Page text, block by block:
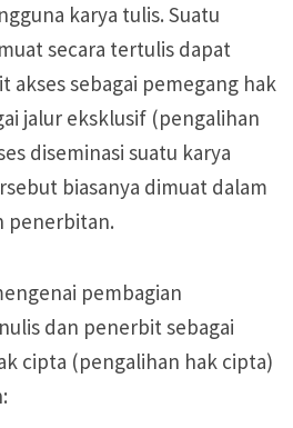
karya tulis. Suatu
secara tertulis dapat
akses sebagai pemegang hak
jalur eksklusif (pengalihan
diseminasi suatu karya
biasanya dimuat dalam
penerbitan.
pembagian
dan penerbit sebagai
cipta (pengalihan hak cipta)